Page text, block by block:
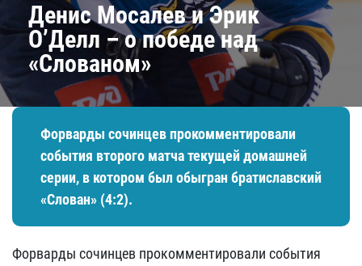
Денис Мосалев и Эрик
О’Делл – о победе над
«Слованом»
Форварды сочинцев прокомментировали
события второго матча текущей домашней
серии, в котором был обыгран братиславский
«Слован» (4:2).
Форварды сочинцев прокомментировали события